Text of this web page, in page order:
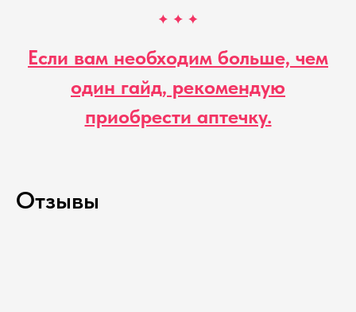
Если вам необходим больше, чем
один гайд, рекомендую
приобрести аптечку.
Отзывы